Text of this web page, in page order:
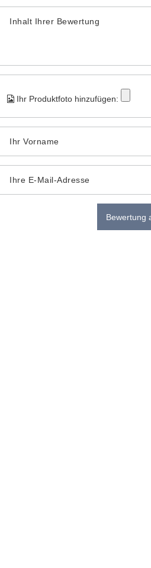
Inhalt Ihrer Bewertung
Ihr Produktfoto hinzufügen:
Ihr Vorname
Ihre E-Mail-Adresse
Bewertung